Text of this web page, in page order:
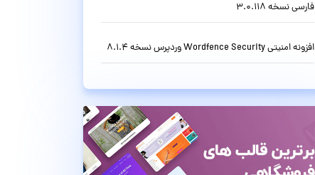
فارسی نسخه 3.0.118
افزونه امنیتی Wordfence Security وردپرس نسخه 8.1.4